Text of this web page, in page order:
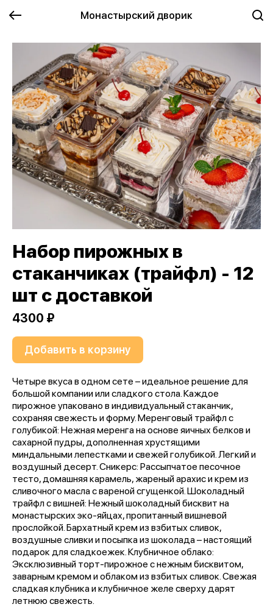
Монастырский дворик
Набор пирожных в
стаканчиках (трайфл) - 12
шт с доставкой
4300 ₽
Добавить в корзину
Четыре вкуса в одном сете – идеальное решение для
большой компании или сладкого стола. Каждое
пирожное упаковано в индивидуальный стаканчик,
сохраняя свежесть и форму. Меренговый трайфл с
голубикой: Нежная меренга на основе яичных белков и
сахарной пудры, дополненная хрустящими
миндальными лепестками и свежей голубикой. Легкий и
воздушный десерт. Сникерс: Рассыпчатое песочное
тесто, домашняя карамель, жареный арахис и крем из
сливочного масла с вареной сгущенкой. Шоколадный
трайфл с вишней: Нежный шоколадный бисквит на
монастырских эко-яйцах, пропитанный вишневой
прослойкой. Бархатный крем из взбитых сливок,
воздушные сливки и посыпка из шоколада – настоящий
подарок для сладкоежек. Клубничное облако:
Эксклюзивный торт-пирожное с нежным бисквитом,
заварным кремом и облаком из взбитых сливок. Свежая
сладкая клубника и клубничное желе сверху дарят
летнюю свежесть.